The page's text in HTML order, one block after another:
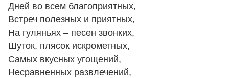
Дней во всем благоприятных,
Встреч полезных и приятных,
На гуляньях – песен звонких,
Шуток, плясок искрометных,
Самых вкусных угощений,
Несравненных развлечений,